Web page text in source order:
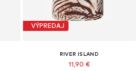
VÝPREDAJ
RIVER ISLAND
11,90 €